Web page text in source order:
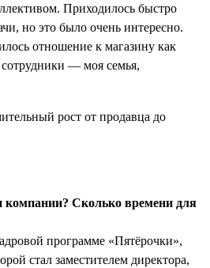
Приходилось быстро
но это было очень интересно.
отношение к магазину как
— моя семья,
Сколько времени для
программе «Пятёрочки»,
стал заместителем директора,